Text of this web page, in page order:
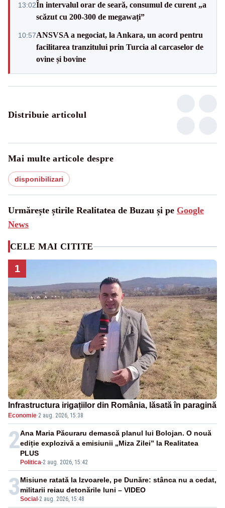
13:02În intervalul orar de seară, consumul de curent „a
scăzut cu 200-300 de megawați”
10:57ANSVSA a negociat, la Ankara, un acord pentru
facilitarea tranzitului prin Turcia al carcaselor de
ovine și bovine
Distribuie articolul
Mai multe articole despre
disponibilizari
Urmărește știrile Realitatea de Buzau și pe Google
News
CELE MAI CITITE
1
Infrastructura irigațiilor din România, lăsată în paragină
Economie·2 aug. 2026, 15:38
2
Politica-2 aug. 2026, 15:42
Ana Maria Păcuraru demască planul lui Bolojan. O nouă
ediție explozivă a emisiunii „Miza Zilei” la Realitatea
PLUS
3Social-2 aug. 2026, 15:48
Misiune ratată la Izvoarele, pe Dunăre: stânca nu a cedat,
militarii reiau detonările luni – VIDEO